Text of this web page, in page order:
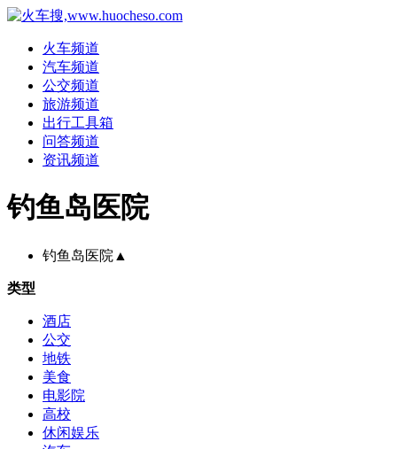
火车频道
汽车频道
公交频道
旅游频道
出行工具箱
问答频道
资讯频道
钓鱼岛医院
钓鱼岛医院 ▲
类型
酒店
公交
地铁
美食
电影院
高校
休闲娱乐